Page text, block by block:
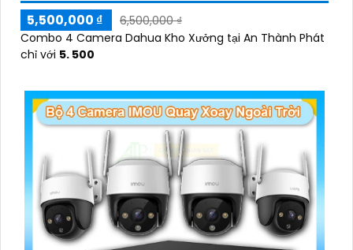
5,500,000 ₫
6,500,000 ₫
Combo 4 Camera Dahua Kho Xưởng tại An Thành Phát
chỉ với 5. 500